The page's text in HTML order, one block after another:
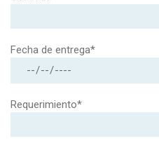
Fecha de entrega*
Requerimiento*